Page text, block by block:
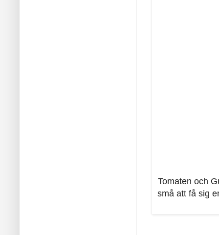
Tomaten och
små att få sig